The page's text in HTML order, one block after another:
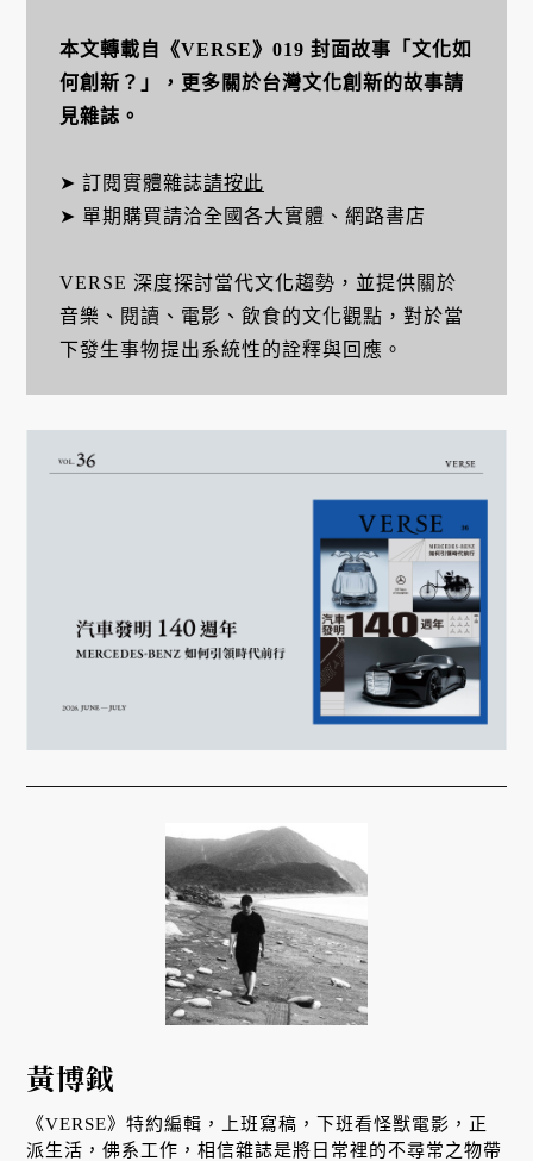
本文轉載自
《VERSE》019 封面故事「文化如
何創新？」，更多關於台灣文化創新的故事請
見雜誌。
➤ 訂閱實體雜誌請按此
➤ 單期購買請洽全國各大實體、網路書店
VERSE 深度探討當代文化趨勢，並提供關於
音樂、閱讀、電影、飲食的文化觀點，對於當
下發生事物提出系統性的詮釋與回應。
黃博鉞
《VERSE》特約編輯，上班寫稿，下班看怪獸電影，正
派生活，佛系工作，相信雜誌是將日常裡的不尋常之物帶